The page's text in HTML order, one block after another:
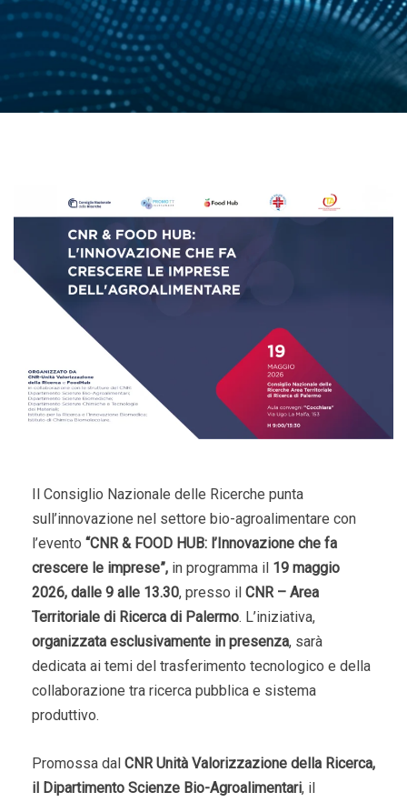
Il Consiglio Nazionale delle Ricerche punta
sull’innovazione nel settore bio-agroalimentare con
l’evento “CNR & FOOD HUB: l’Innovazione che fa
crescere le imprese”, in programma il 19 maggio
2026, dalle 9 alle 13.30, presso il CNR – Area
Territoriale di Ricerca di Palermo. L’iniziativa,
organizzata esclusivamente in presenza, sarà
dedicata ai temi del trasferimento tecnologico e della
collaborazione tra ricerca pubblica e sistema
produttivo.
Promossa dal CNR Unità Valorizzazione della Ricerca,
il Dipartimento Scienze Bio-Agroalimentari, il